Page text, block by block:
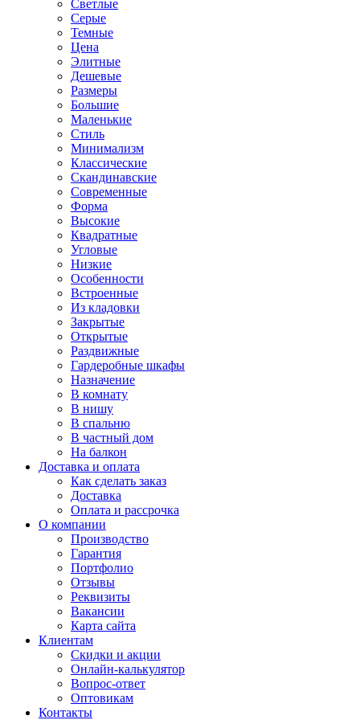
Светлые
Серые
Темные
Цена
Элитные
Дешевые
Размеры
Большие
Маленькие
Стиль
Минимализм
Классические
Скандинавские
Современные
Форма
Высокие
Квадратные
Угловые
Низкие
Особенности
Встроенные
Из кладовки
Закрытые
Открытые
Раздвижные
Гардеробные шкафы
Назначение
В комнату
В нишу
В спальню
В частный дом
На балкон
Доставка и оплата
Как сделать заказ
Доставка
Оплата и рассрочка
О компании
Производство
Гарантия
Портфолио
Отзывы
Реквизиты
Вакансии
Карта сайта
Клиентам
Скидки и акции
Онлайн-калькулятор
Вопрос-ответ
Оптовикам
Контакты